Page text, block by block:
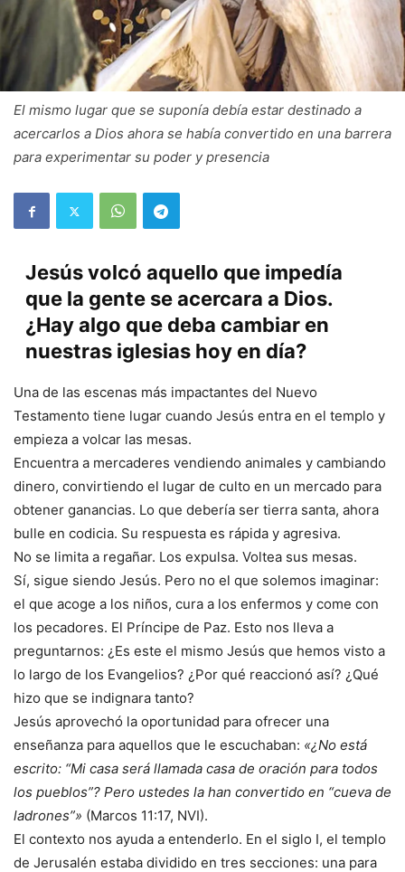
El mismo lugar que se suponía debía estar destinado a
acercarlos a Dios ahora se había convertido en una barrera
para experimentar su poder y presencia
Jesús volcó aquello que impedía
que la gente se acercara a Dios.
¿Hay algo que deba cambiar en
nuestras iglesias hoy en día?
Una de las escenas más impactantes del Nuevo
Testamento tiene lugar cuando Jesús entra en el templo y
empieza a volcar las mesas.
Encuentra a mercaderes vendiendo animales y cambiando
dinero, convirtiendo el lugar de culto en un mercado para
obtener ganancias. Lo que debería ser tierra santa, ahora
bulle en codicia. Su respuesta es rápida y agresiva.
No se limita a regañar. Los expulsa. Voltea sus mesas.
Sí, sigue siendo Jesús. Pero no el que solemos imaginar:
el que acoge a los niños, cura a los enfermos y come con
los pecadores. El Príncipe de Paz. Esto nos lleva a
preguntarnos: ¿Es este el mismo Jesús que hemos visto a
lo largo de los Evangelios? ¿Por qué reaccionó así? ¿Qué
hizo que se indignara tanto?
Jesús aprovechó la oportunidad para ofrecer una
enseñanza para aquellos que le escuchaban: «¿No está
escrito: “Mi casa será llamada casa de oración para todos
los pueblos”? Pero ustedes la han convertido en “cueva de
ladrones”» (Marcos 11:17, NVI).
El contexto nos ayuda a entenderlo. En el siglo I, el templo
de Jerusalén estaba dividido en tres secciones: una para